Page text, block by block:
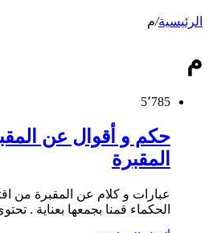
الرئيسية/م
م
5٬785
المقبرة
عبارات و كلام عن المقبرة من
الحكماء قمنا بجمعها بعناية .